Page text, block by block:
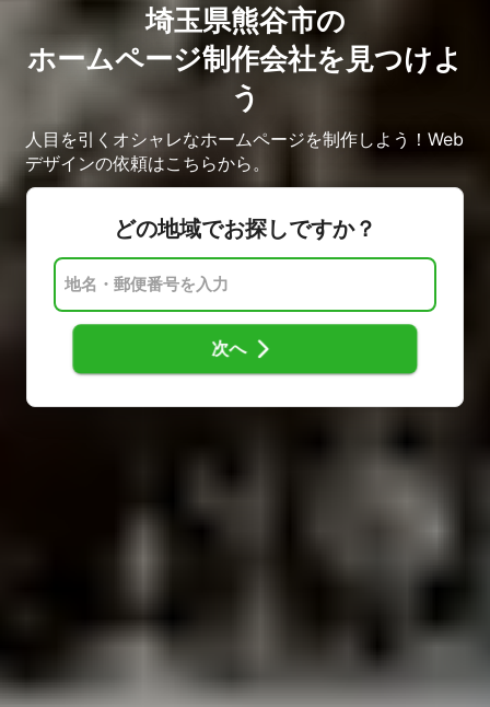
埼玉県熊谷市の
ホームページ制作会社を見つけよ
う
人目を引くオシャレなホームページを制作しよう！Web
デザインの依頼はこちらから。
どの地域でお探しですか？
次へ